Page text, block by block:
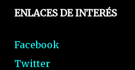
ENLACES DE INTERÉS
Facebook
Twitter